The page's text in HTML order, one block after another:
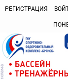
РЕГИСТРАЦИЯ